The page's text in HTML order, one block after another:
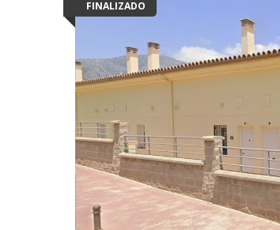
FINALIZADO